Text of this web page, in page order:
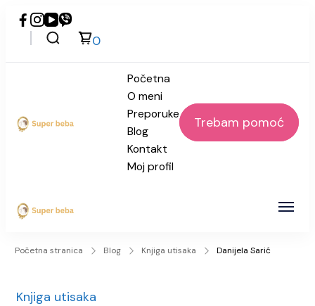
0
Super beba
Početna
O meni
Preporuke
Blog
Kontakt
Moj profil
Trebam pomoć
Početna stranica Blog Knjiga utisaka Danijela Sarić
Knjiga utisaka